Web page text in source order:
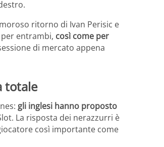
ritorno di Ivan Perisic e
entrambi, così come per
di mercato appena
totale
gli inglesi hanno proposto
La risposta dei nerazzurri è
così importante come